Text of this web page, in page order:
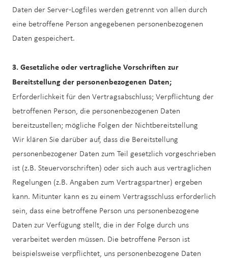
Daten der Server-Logfiles werden getrennt von allen durch
eine betroffene Person angegebenen personenbezogenen
Daten gespeichert.
3. Gesetzliche oder vertragliche Vorschriften zur
Bereitstellung der personenbezogenen Daten;
Erforderlichkeit für den Vertragsabschluss; Verpflichtung der
betroffenen Person, die personenbezogenen Daten
bereitzustellen; mögliche Folgen der Nichtbereitstellung
Wir klären Sie darüber auf, dass die Bereitstellung
personenbezogener Daten zum Teil gesetzlich vorgeschrieben
ist (z.B. Steuervorschriften) oder sich auch aus vertraglichen
Regelungen (z.B. Angaben zum Vertragspartner) ergeben
kann. Mitunter kann es zu einem Vertragsschluss erforderlich
sein, dass eine betroffene Person uns personenbezogene
Daten zur Verfügung stellt, die in der Folge durch uns
verarbeitet werden müssen. Die betroffene Person ist
beispielsweise verpflichtet, uns personenbezogene Daten